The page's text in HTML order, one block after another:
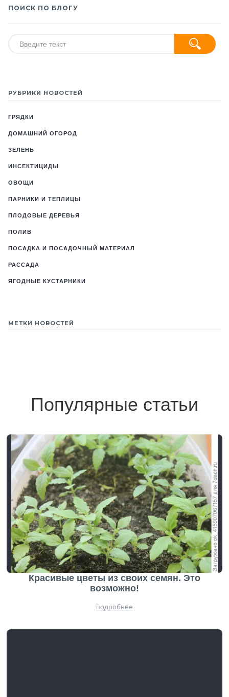
ПОИСК ПО БЛОГУ
РУБРИКИ НОВОСТЕЙ
ГРЯДКИ
ДОМАШНИЙ ОГОРОД
ЗЕЛЕНЬ
ИНСЕКТИЦИДЫ
ОВОЩИ
ПАРНИКИ И ТЕПЛИЦЫ
ПЛОДОВЫЕ ДЕРЕВЬЯ
ПОЛИВ
ПОСАДКА И ПОСАДОЧНЫЙ МАТЕРИАЛ
РАССАДА
ЯГОДНЫЕ КУСТАРНИКИ
МЕТКИ НОВОСТЕЙ
Популярные статьи
Красивые цветы из своих семян. Это
возможно!
подробнее